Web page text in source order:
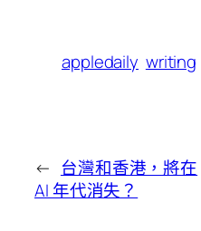
appledaily writing
← 台灣和香港，將在
AI 年代消失？